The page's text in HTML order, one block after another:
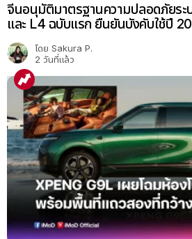
จีนอนุมัติมาตรฐานความปลอดภัยระ
และ L4 ฉบับแรก ยืนยันบังคับใช้ปี
โดย Sakura P.
2 วันที่แล้ว